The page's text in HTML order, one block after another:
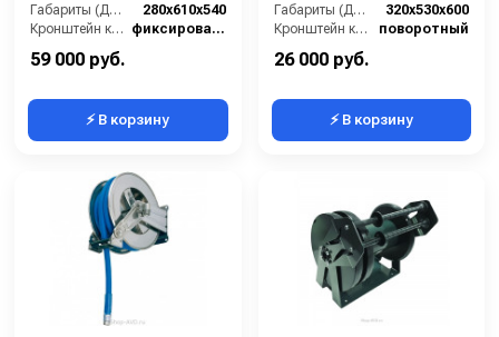
Габариты (ДхШхВ):
280x610x540
Кронштейн катушки:
фиксированный
59 000 руб.
⚡ В корзину
Габариты (ДхШхВ):
320x530x600
Кронштейн катушки:
поворотный
26 000 руб.
⚡ В корзину